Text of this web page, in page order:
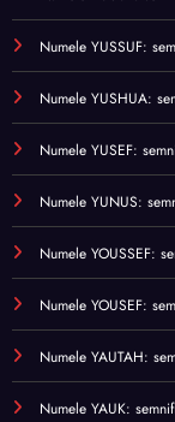
Numele YUSSUF:
Numele YUSHUA:
Numele YUSEF:
Numele YUNUS:
Numele YOUSSEF:
Numele YOUSEF:
Numele YAUTAH:
Numele YAUK: